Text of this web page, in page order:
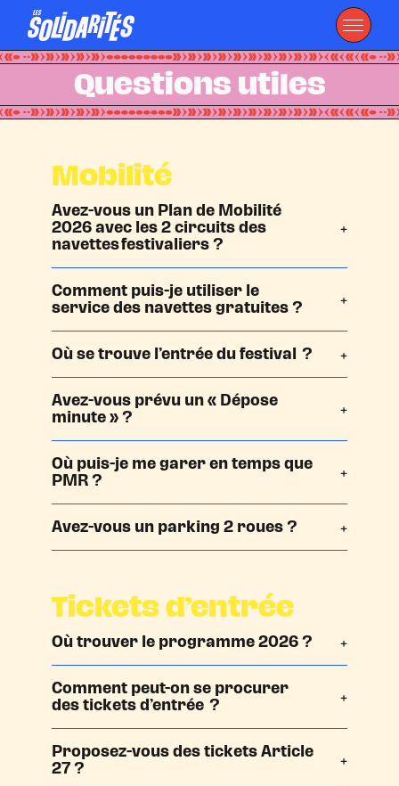
Questions utiles
Mobilité
Avez-vous un Plan de Mobilité
2026 avec les 2 circuits des
navettes festivaliers ?
Comment puis-je utiliser le
service des navettes gratuites ?
Où se trouve l’entrée du festival ?
Avez-vous prévu un « Dépose
minute » ?
Où puis-je me garer en temps que
PMR ?
Avez-vous un parking 2 roues ?
Tickets d’entrée
Où trouver le programme 2026 ?
Comment peut-on se procurer
des tickets d’entrée ?
Proposez-vous des tickets Article
27 ?